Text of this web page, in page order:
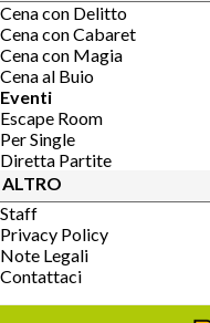
Cena con Delitto
Cena con Cabaret
Cena con Magia
Cena al Buio
Eventi
Escape Room
Per Single
Diretta Partite
ALTRO
Staff
Privacy Policy
Note Legali
Contattaci